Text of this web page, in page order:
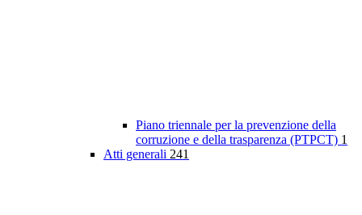
Piano triennale per la prevenzione della
corruzione e della trasparenza (PTPCT) 1
Atti generali 241